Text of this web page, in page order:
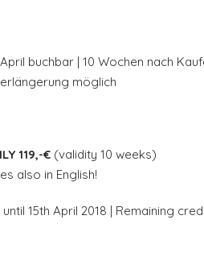
buchbar | 10 Wochen nach
möglich
119,-€(validity 10 weeks)
also in English!
15th April 2018 | Remaining